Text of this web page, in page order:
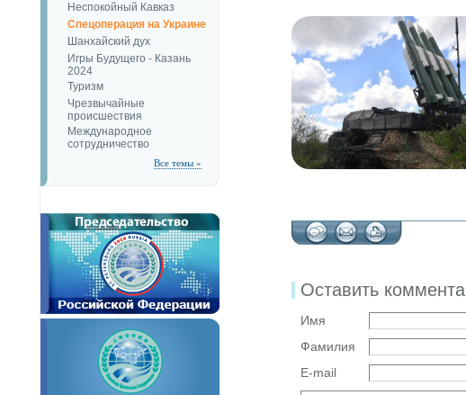
Неспокойный Кавказ
Спецоперация на Украине
Шанхайский дух
Игры Будущего - Казань
2024
Туризм
Чрезвычайные
происшествия
Международное
сотрудничество
Все темы »
Оставить
Имя
Фамилия
E-mail